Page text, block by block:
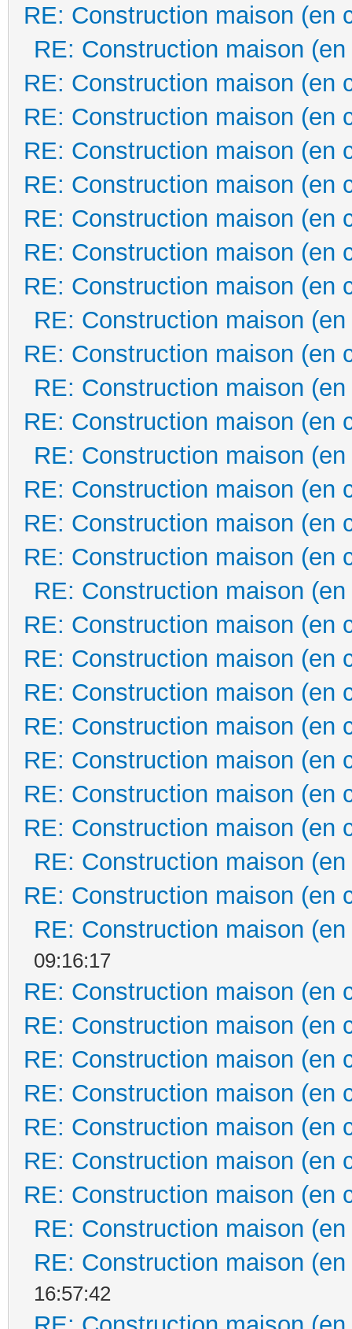
RE: Construction maison (en
RE: Construction maison
RE: Construction maison (en
RE: Construction maison (en
RE: Construction maison (en
RE: Construction maison (en
RE: Construction maison (en
RE: Construction maison (en
RE: Construction maison (en
RE: Construction maison
RE: Construction maison (en
RE: Construction maison
RE: Construction maison (en
RE: Construction maison
RE: Construction maison (en
RE: Construction maison (en
RE: Construction maison (en
RE: Construction maison
RE: Construction maison (en
RE: Construction maison (en
RE: Construction maison (en
RE: Construction maison (en
RE: Construction maison (en
RE: Construction maison (en
RE: Construction maison (en
RE: Construction maison
RE: Construction maison (en
RE: Construction maison
09:16:17
RE: Construction maison (en
RE: Construction maison (en
RE: Construction maison (en
RE: Construction maison (en
RE: Construction maison (en
RE: Construction maison (en
RE: Construction maison (en
RE: Construction maison
RE: Construction maison
16:57:42